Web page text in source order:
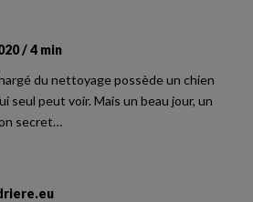
/ 4 min
du nettoyage possède un chien
seul peut voir. Mais un beau jour, un
secret…